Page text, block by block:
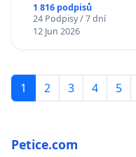
1 816 podpisů
24 Podpisy / 7 dní
12 Jun 2026
1 2 3 4 5
Petice.com